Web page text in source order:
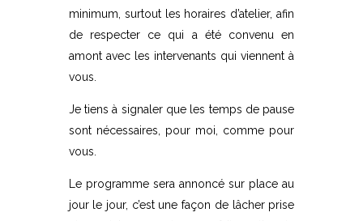
minimum, surtout les horaires d’atelier, afin
de respecter ce qui a été convenu en
amont avec les intervenants qui viennent à
vous.
Je tiens à signaler que les temps de pause
sont nécessaires, pour moi, comme pour
vous.
Le programme sera annoncé sur place au
jour le jour, c’est une façon de lâcher prise